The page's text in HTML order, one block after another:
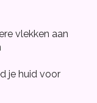
vlekken aan
je huid voor